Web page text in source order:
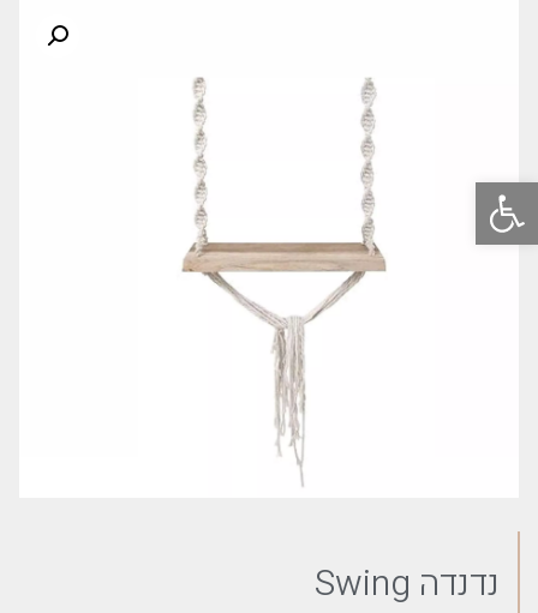
פתח סרגל נגישות
נדנדה Swing